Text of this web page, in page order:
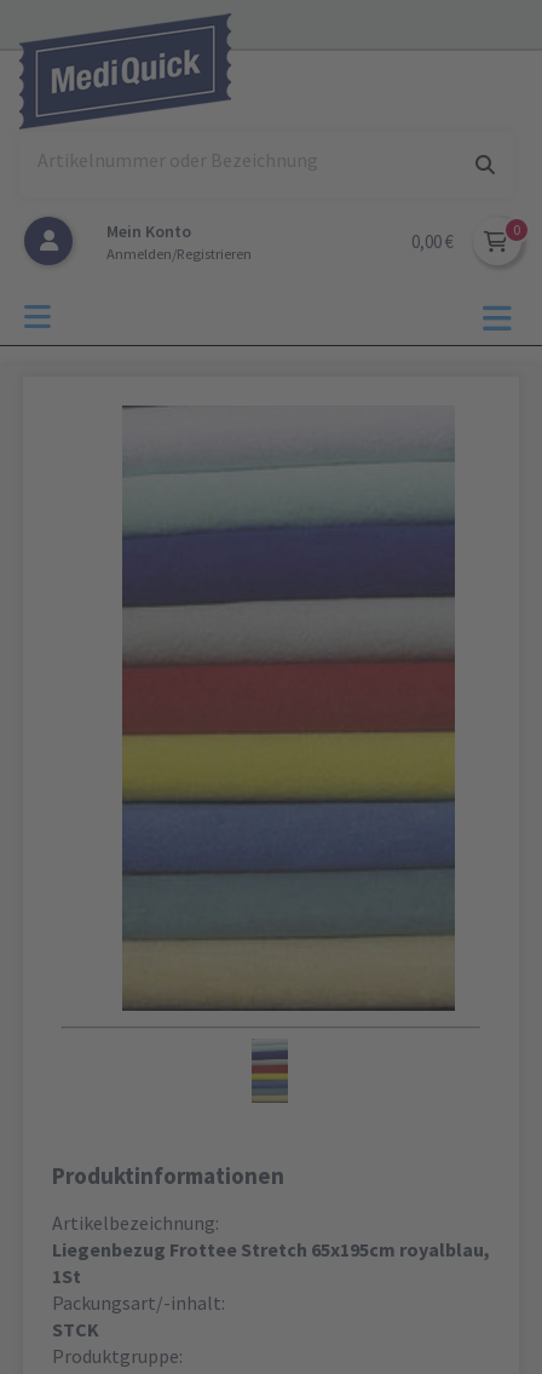
Mein Konto
Anmelden/Registrieren
0,00 €
Produktinformationen
Artikelbezeichnung:
Liegenbezug Frottee Stretch 65x195cm royalblau,
1St
Packungsart/-inhalt:
STCK
Produktgruppe: